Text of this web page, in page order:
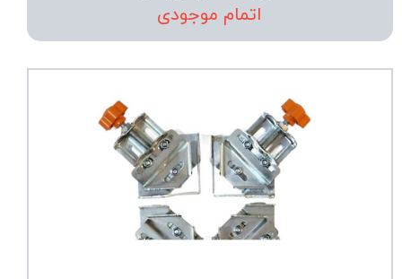
اتمام موجودی